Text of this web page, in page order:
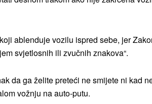
ablenduje vozilu ispred sebe, jer
svjetlosnih ili zvučnih znakova“.
da ga želite preteći ne smijete ni kad
vožnju na auto-putu.